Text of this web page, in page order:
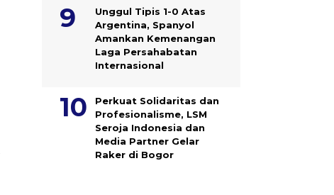
Unggul Tipis 1-0 Atas
Argentina, Spanyol
Amankan Kemenangan
Laga Persahabatan
Internasional
Perkuat Solidaritas dan
Profesionalisme, LSM
Seroja Indonesia dan
Media Partner Gelar
Raker di Bogor